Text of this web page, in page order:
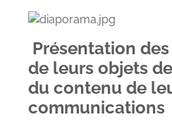
Présentation
de leurs objets
du contenu de
communications